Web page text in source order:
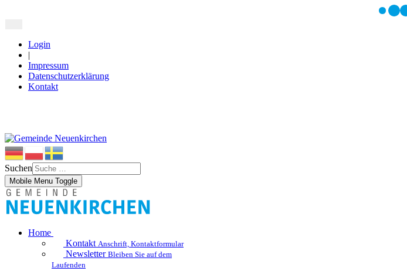
Login
|
Impressum
Datenschutzerklärung
Kontakt
Suchen
Mobile Menu Toggle
Home
Kontakt Anschrift, Kontaktformular
Newsletter Bleiben Sie auf dem
Laufenden